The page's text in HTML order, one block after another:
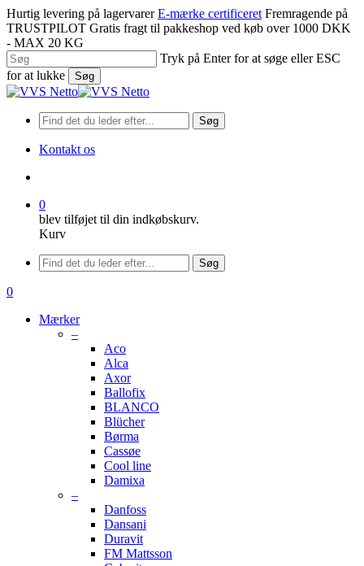
Spring
til
hovedindhold
Hurtig levering på lagervarer E-mærke certificeret Fremragende på
TRUSTPILOT Gratis fragt til pakkeshop ved køb over 1000 DKK
- MAX 20 KG
Tryk på Enter for at søge eller ESC
for at lukke
Søg
Luk
Søg
Kontakt os
0
blev tilføjet til din indkøbskurv.
Kurv
Menu
Søg
søge
0
Mærker
–
Aco
Alca
Axor
Ballofix
BLANCO
Blücher
Børma
Cassøe
Cool line
Damixa
–
Danfoss
Dansani
Duravit
FM Mattsson